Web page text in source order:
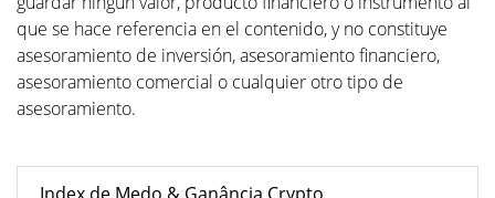
que se hace referencia en el contenido, y no constituye
asesoramiento de inversión, asesoramiento financiero,
asesoramiento comercial o cualquier otro tipo de
asesoramiento.